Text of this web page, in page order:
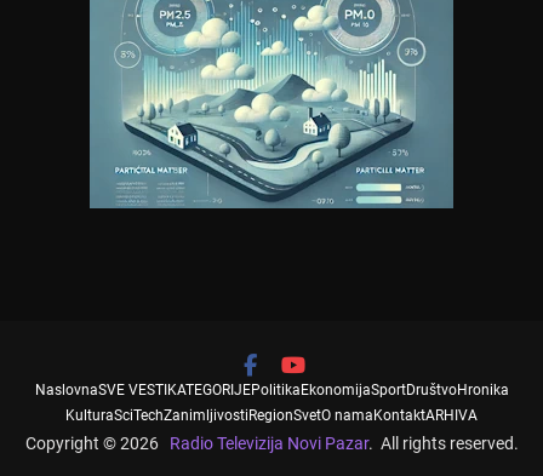
NaslovnaSVE VESTI KATEGORIJEPolitika EkonomijaSportDruštvoHronika
KulturaSciTechZanimljivosti RegionSvetO nama KontaktARHIVA
Copyright © 2026 Radio Televizija Novi Pazar. All rights reserved.